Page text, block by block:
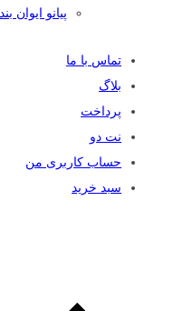
پیانو ایوان بند
تماس با ما
بلاگ
پرداخت
نت دو
حساب کاربری من
سبد خرید